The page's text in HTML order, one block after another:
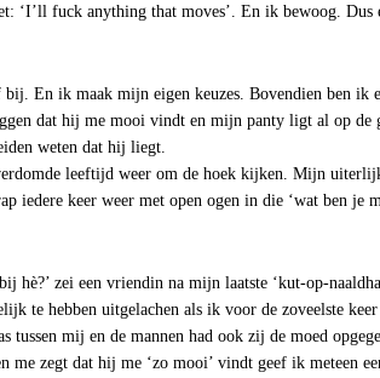
‘I’ll fuck anything that moves’. En ik bewoog. Dus
En ik maak mijn eigen keuzes. Bovendien ben ik
dat hij me mooi vindt en mijn panty ligt al op
weten dat hij liegt.
leeftijd weer om de hoek kijken. Mijn
iedere keer weer met open ogen in die ‘wat ben je
hè?’ zei een vriendin na mijn laatste ‘kut-op-
te hebben uitgelachen als ik voor de zoveelste
tussen mij en de mannen had ook zij de moed
me zegt dat hij me ‘zo mooi’ vindt geef ik meteen